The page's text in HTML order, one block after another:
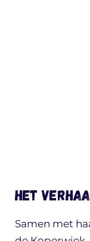
Het
Samen met